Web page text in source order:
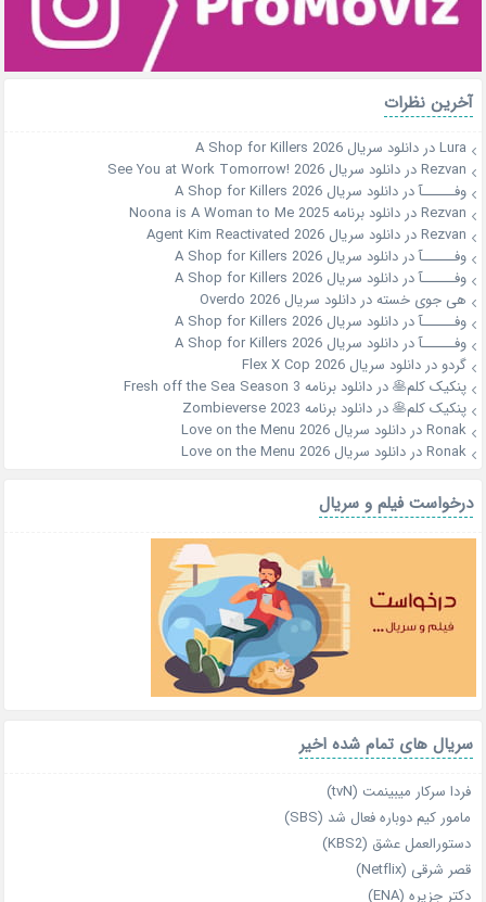
آخرین نظرات
Luraدردانلود سریال A Shop for Killers 2026
Rezvanدردانلود سریال See You at Work Tomorrow! 2026
وفــــــآدردانلود سریال A Shop for Killers 2026
Rezvanدردانلود برنامه Noona is A Woman to Me 2025
Rezvanدردانلود سریال Agent Kim Reactivated 2026
وفــــــآدردانلود سریال A Shop for Killers 2026
وفــــــآدردانلود سریال A Shop for Killers 2026
هی جوی خستهدردانلود سریال Overdo 2026
وفــــــآدردانلود سریال A Shop for Killers 2026
وفــــــآدردانلود سریال A Shop for Killers 2026
گردو دردانلود سریال Flex X Cop 2026
پنکیک کلم🥞دردانلود برنامه Fresh off the Sea Season 3
پنکیک کلم🥞دردانلود برنامه Zombieverse 2023
Ronakدردانلود سریال Love on the Menu 2026
Ronakدردانلود سریال Love on the Menu 2026
درخواست فیلم و سریال
سریال های تمام شده اخیر
فردا سرکار میبینمت (tvN)
مامور کیم دوباره فعال شد (SBS)
دستورالعمل عشق (KBS2)
قصر شرقی (Netflix)
دکتر جزیره (ENA)